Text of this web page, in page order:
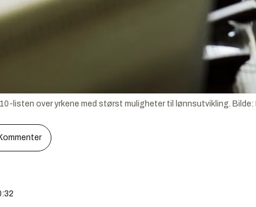
listen over yrkene med størst muligheter til lønnsutvikling. Bilde: